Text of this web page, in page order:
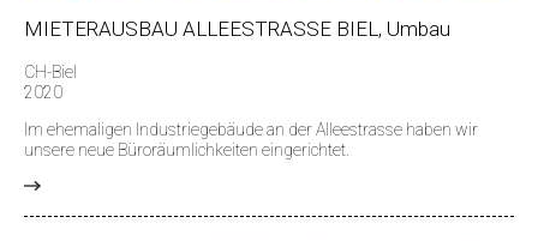
MIETERAUSBAU ALLEESTRASSE BIEL, Umbau
CH-Biel
2020
Im ehemaligen Industriegebäude an der Alleestrasse haben wir
unsere neue Büroräumlichkeiten eingerichtet.